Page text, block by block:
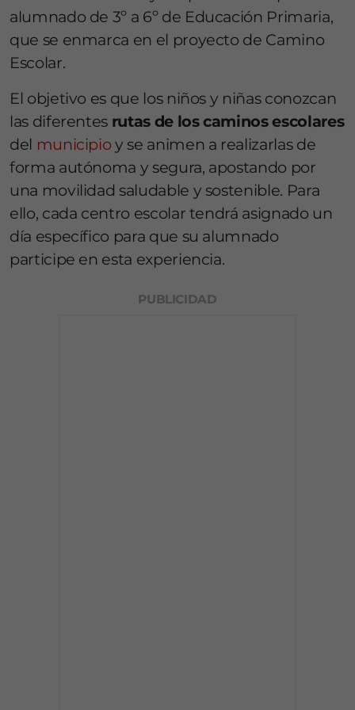
alumnado de 3º a 6º de Educación Primaria,
que se enmarca en el proyecto de Camino
Escolar.
El objetivo es que los niños y niñas conozcan
las diferentes rutas de los caminos escolares
del municipio y se animen a realizarlas de
forma autónoma y segura, apostando por
una movilidad saludable y sostenible. Para
ello, cada centro escolar tendrá asignado un
día específico para que su alumnado
participe en esta experiencia.
PUBLICIDAD